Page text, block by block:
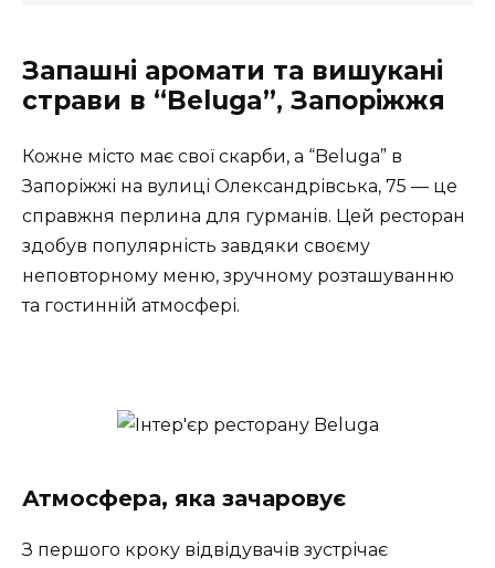
Запашні аромати та вишукані
страви в “Beluga”, Запоріжжя
Кожне місто має свої скарби, а “Beluga” в
Запоріжжі на вулиці Олександрівська, 75 — це
справжня перлина для гурманів. Цей ресторан
здобув популярність завдяки своєму
неповторному меню, зручному розташуванню
та гостинній атмосфері.
Атмосфера, яка зачаровує
З першого кроку відвідувачів зустрічає